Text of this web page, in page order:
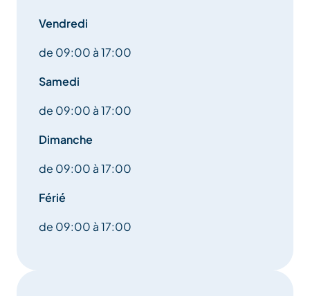
Vendredi
de 09:00 à 17:00
Samedi
de 09:00 à 17:00
Dimanche
de 09:00 à 17:00
Férié
de 09:00 à 17:00